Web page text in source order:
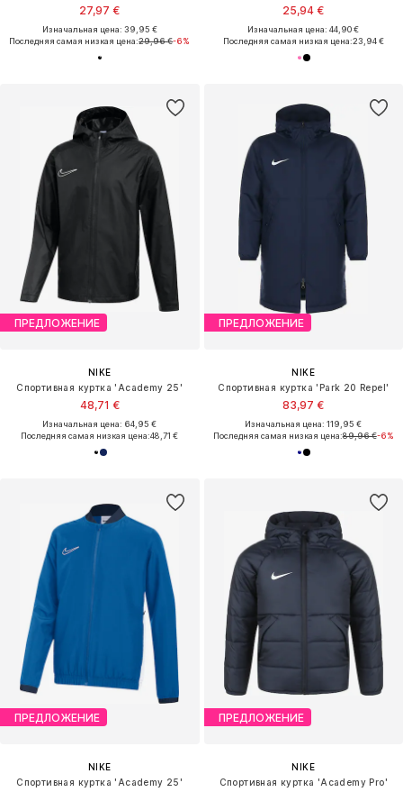
27,97 €
Изначальная цена: 39,95 €
Последняя самая низкая цена:29,96 €-6%
25,94 €
Изначальная цена: 44,90 €
Последняя самая низкая цена:23,94 €
ПРЕДЛОЖЕНИЕ
NIKE
Спортивная куртка 'Academy 25'
48,71 €
Изначальная цена: 64,95 €
Последняя самая низкая цена:48,71 €
ПРЕДЛОЖЕНИЕ
NIKE
Спортивная куртка 'Park 20 Repel'
83,97 €
Изначальная цена: 119,95 €
Последняя самая низкая цена:89,96 €-6%
ПРЕДЛОЖЕНИЕ
NIKE
Спортивная куртка 'Academy 25'
ПРЕДЛОЖЕНИЕ
NIKE
Спортивная куртка 'Academy Pro'